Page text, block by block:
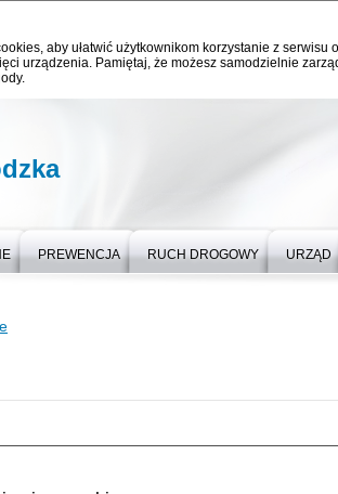
aby ułatwić użytkownikom korzystanie z
urządzenia. Pamiętaj, że możesz samodzielnie
PREWENCJA RUCH DROGOWY URZĄD